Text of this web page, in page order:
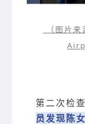
（图片
第二次检查
员发现陈